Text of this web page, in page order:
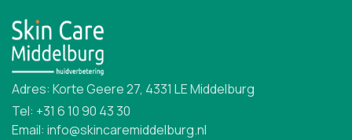
Adres: Korte Geere 27, 4331 LE Middelburg
Tel: +31 6 10 90 43 30
Email: info@skincaremiddelburg.nl